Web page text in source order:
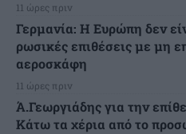
11 ώρες πριν
Γερμανία: Η Ευρώπη δεν
ρωσικές επιθέσεις με μη
αεροσκάφη
11 ώρες πριν
Ά.Γεωργιάδης για την
Κάτω τα χέρια από το